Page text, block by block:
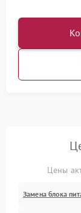
Цены
Замена блока